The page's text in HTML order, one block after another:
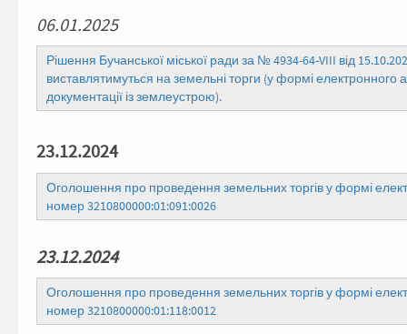
06.01.2025
Рішення Бучанської міської ради за № 4934-64-VIII від
виставлятимуться на земельні торги (у формі електронного
документації із землеустрою).
23.12.2024
Оголошення про проведення земельних торгів у формі
номер 3210800000:01:091:0026
23.12.2024
Оголошення про проведення земельних торгів у формі
номер 3210800000:01:118:0012